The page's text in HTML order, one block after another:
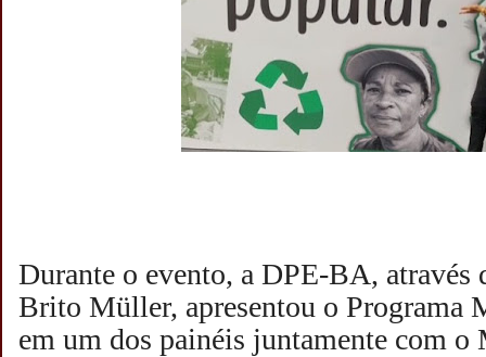
Durante o evento, a DPE-BA, através
Brito Müller, apresentou o Programa
em um dos painéis juntamente com o